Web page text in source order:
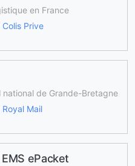
en France
Prive
national de Grande-Bretagne
Mail
ePacket